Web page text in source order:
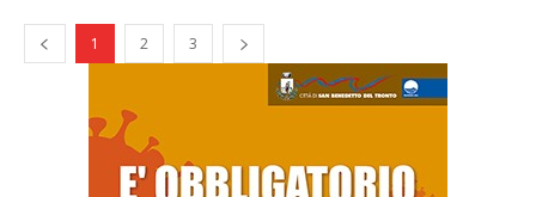
1 2 3